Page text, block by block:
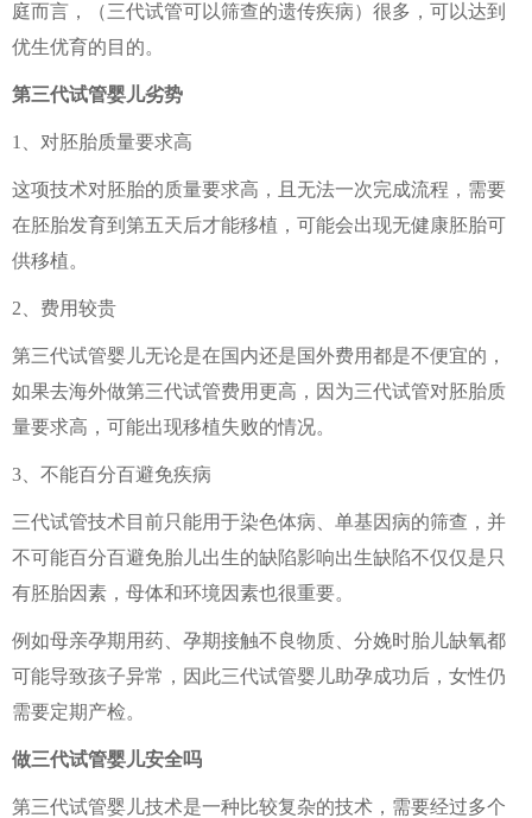
庭而言，（三代试管可以筛查的遗传疾病）很多，可以达到
优生优育的目的。
第三代试管婴儿劣势
1、对胚胎质量要求高
这项技术对胚胎的质量要求高，且无法一次完成流程，需要
在胚胎发育到第五天后才能移植，可能会出现无健康胚胎可
供移植。
2、费用较贵
第三代试管婴儿无论是在国内还是国外费用都是不便宜的，
如果去海外做第三代试管费用更高，因为三代试管对胚胎质
量要求高，可能出现移植失败的情况。
3、不能百分百避免疾病
三代试管技术目前只能用于染色体病、单基因病的筛查，并
不可能百分百避免胎儿出生的缺陷影响出生缺陷不仅仅是只
有胚胎因素，母体和环境因素也很重要。
例如母亲孕期用药、孕期接触不良物质、分娩时胎儿缺氧都
可能导致孩子异常，因此三代试管婴儿助孕成功后，女性仍
需要定期产检。
做三代试管婴儿安全吗
第三代试管婴儿技术是一种比较复杂的技术，需要经过多个